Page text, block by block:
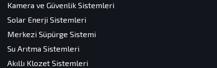
Kamera ve Güvenlik Sistemleri
Solar Enerji Sistemleri
Merkezi Süpürge Sistemi
Su Arıtma Sistemleri
Akıllı Klozet Sistemleri